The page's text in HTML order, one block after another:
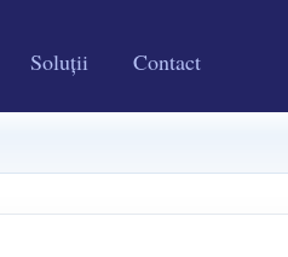
Soluții Contact